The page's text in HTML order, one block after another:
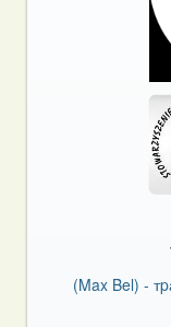
(Max Bel) -